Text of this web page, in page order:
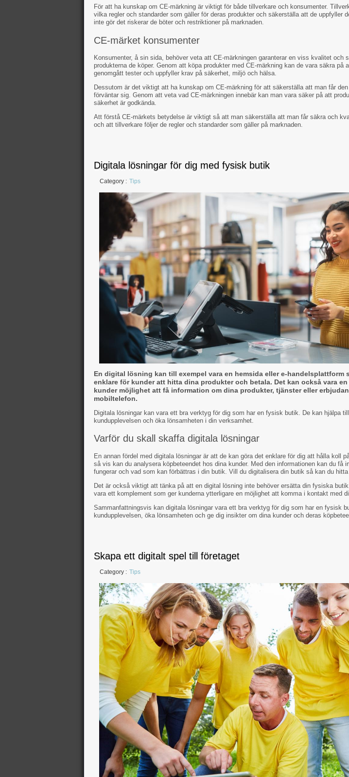
För att ha kunskap om CE-märkning är viktigt för både tillverkare och konsumenter.
vilka regler och standarder som gäller för deras produkter och säkerställa att de uppfyller
inte gör det riskerar de böter och restriktioner på marknaden.
CE-märket konsumenter
Konsumenter, å sin sida, behöver veta att CE-märkningen garanterar en viss kvalitet och
produkterna de köper. Genom att köpa produkter med CE-märkning kan de vara säkra på
genomgått tester och uppfyller krav på säkerhet, miljö och hälsa.
Dessutom är det viktigt att ha kunskap om CE-märkning för att säkerställa att man får
förväntar sig. Genom att veta vad CE-märkningen innebär kan man vara säker på att
säkerhet är godkända.
Att förstå CE-märkets betydelse är viktigt så att man säkerställa att man får säkra och
och att tillverkare följer de regler och standarder som gäller på marknaden.
Digitala lösningar för dig med fysisk butik
Category : Tips
En digital lösning kan till exempel vara en hemsida eller e-handelsplattform
enklare för kunder att hitta dina produkter och betala. Det kan också vara
kunder möjlighet att få information om dina produkter, tjänster eller
mobiltelefon.
Digitala lösningar kan vara ett bra verktyg för dig som har en fysisk butik. De kan hjälpa
kundupplevelsen och öka lönsamheten i din verksamhet.
Varför du skall skaffa digitala lösningar
En annan fördel med digitala lösningar är att de kan göra det enklare för dig att hålla koll
så vis kan du analysera köpbeteendet hos dina kunder. Med den informationen kan du få
fungerar och vad som kan förbättras i din butik. Vill du digitalisera din butik så kan du hitta
Det är också viktigt att tänka på att en digital lösning inte behöver ersätta din fysiska
vara ett komplement som ger kunderna ytterligare en möjlighet att komma i kontakt med
Sammanfattningsvis kan digitala lösningar vara ett bra verktyg för dig som har en fysisk
kundupplevelsen, öka lönsamheten och ge dig insikter om dina kunder och deras
Skapa ett digitalt spel till företaget
Category : Tips